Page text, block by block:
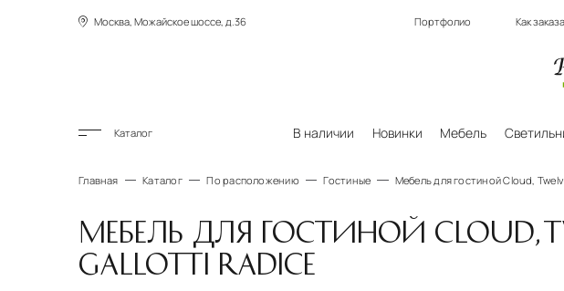
Москва, Можайское шоссе, д.36 Портфолио Как
Каталог В наличии Новинки Мебель
Главная Каталог По расположению Гостиные Мебель для гостиной Cloud,
МЕБЕЛЬ ДЛЯ ГОСТИНОЙ CLOUD,
GALLOTTI RADICE